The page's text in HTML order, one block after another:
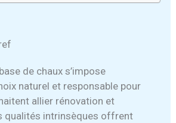
de chaux s’impose
naturel et responsable pour
allier rénovation et
qualités intrinsèques offrent